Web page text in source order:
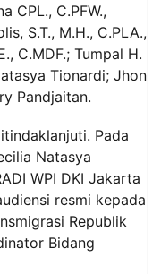
CPL., C.PFW.,
S.T., M.H., C.PLA.,
C.MDF.; Tumpal H.
Tionardi; Jhon
Pandjaitan.
Pada
Natasya
WPI DKI Jakarta
resmi kepada
Republik
Bidang